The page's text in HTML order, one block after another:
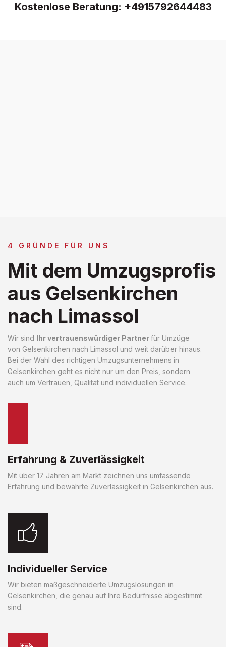
Kostenlose Beratung: +4915792644483
4 GRÜNDE FÜR UNS
Mit dem Umzugsprofis
aus Gelsenkirchen
nach Limassol
Wir sind Ihr vertrauenswürdiger Partnerfür Umzüge
von Gelsenkirchen nach Limassol und weit darüber hinaus.
Bei der Wahl des richtigen Umzugsunternehmens in
Gelsenkirchen geht es nicht nur um den Preis, sondern
auch um Vertrauen, Qualität und individuellen Service.
Erfahrung & Zuverlässigkeit
Mit über 17 Jahren am Markt zeichnen uns umfassende
Erfahrung und bewährte Zuverlässigkeit in Gelsenkirchen aus.
Individueller Service
Wir bieten maßgeschneiderte Umzugslösungen in
Gelsenkirchen, die genau auf Ihre Bedürfnisse abgestimmt
sind.